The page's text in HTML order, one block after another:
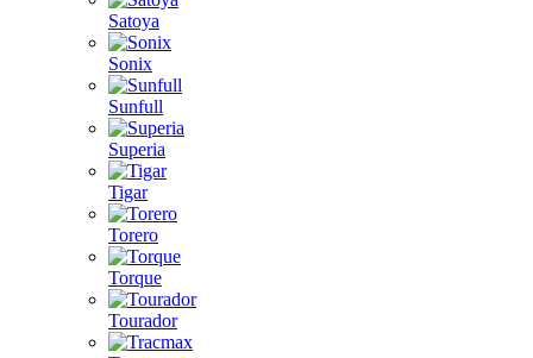
Satoya
Sonix
Sunfull
Superia
Tigar
Torero
Torque
Tourador